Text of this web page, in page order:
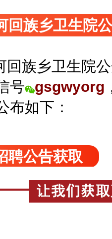
回族乡卫生院
族乡卫生院
号 gsgwyorg
布如下：
聘公告获取